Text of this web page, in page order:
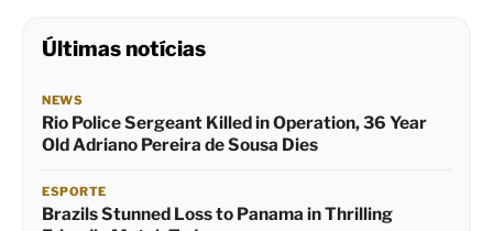
Últimas notícias
NEWS
Rio Police Sergeant Killed in Operation, 36 Year
Old Adriano Pereira de Sousa Dies
ESPORTE
Brazils Stunned Loss to Panama in Thrilling